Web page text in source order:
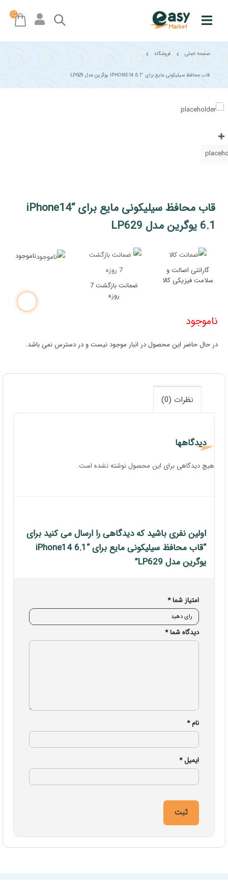
صفحه اصلی فروشگاه
قاب محافظ سیلیکونی مایع برای “IPHONE14 6.1 یوگرین مدل LP629
قاب محافظ سیلیکونی مایع برای “iPhone14
6.1 یوگرین مدل LP629
گارانتی اصالت و
سلامت فیزیکی کالا
ضمانت بازگشت 7
روزه
ناموجود
ناموجود
در حال حاضر این محصول در انبار موجود نیست و در دسترس نمی باشد.
نظرات (0)
دیدگاهها
هیچ دیدگاهی برای این محصول نوشته نشده است.
اولین نفری باشید که دیدگاهی را ارسال می کنید برای
“قاب محافظ سیلیکونی مایع برای “iPhone14 6.1
یوگرین مدل LP629”
امتیاز شما*
دیدگاه شما*
نام*
ایمیل*